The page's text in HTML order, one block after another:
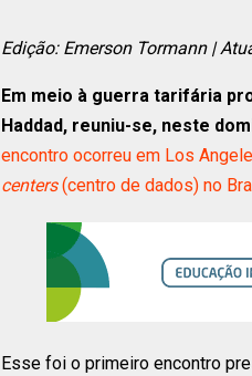
Edição: Emerson Tormann |
Em meio à guerra tarifária
Haddad, reuniu-se, neste
encontro ocorreu em Los
centers(centro de dados) no
Esse foi o primeiro encontro